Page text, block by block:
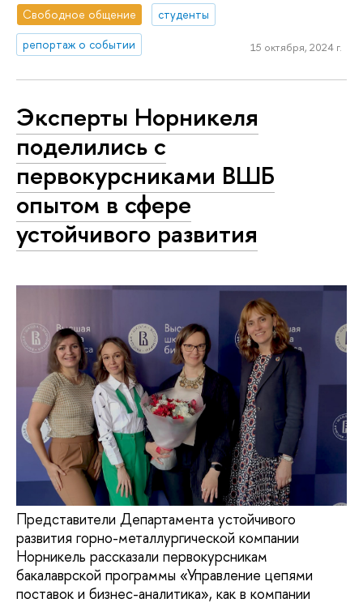
Свободное общение
студенты
репортаж о событии
15 октября, 2024 г.
Эксперты Норникеля
поделились с
первокурсниками ВШБ
опытом в сфере
устойчивого развития
Представители Департамента устойчивого
развития горно-металлургической компании
Норникель рассказали первокурсникам
бакалаврской программы «Управление цепями
поставок и бизнес-аналитика», как в компании